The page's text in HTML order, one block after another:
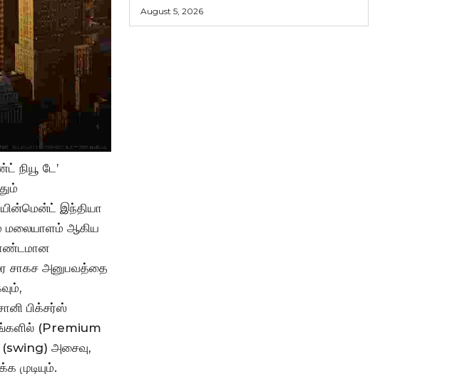
நியூ டே’
இந்தியா
மலையாளம் ஆகிய
சாகச அனுபவத்தை
பிக்சர்ஸ்
(Premium
(swing) அசைவு,
முடியும்.
August 5, 2026